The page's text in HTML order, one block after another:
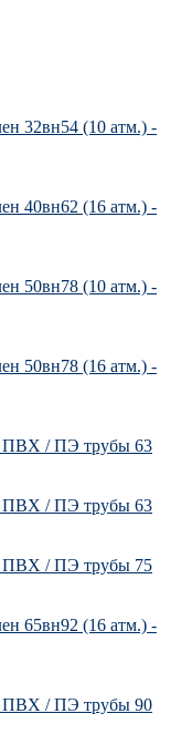
32вн54 (10 атм.) -
40вн62 (16 атм.) -
50вн78 (10 атм.) -
50вн78 (16 атм.) -
ПВХ / ПЭ трубы 63
ПВХ / ПЭ трубы 63
ПВХ / ПЭ трубы 75
65вн92 (16 атм.) -
ПВХ / ПЭ трубы 90